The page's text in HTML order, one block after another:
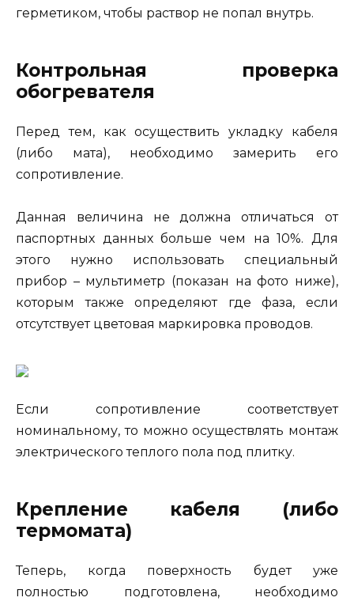
герметиком, чтобы раствор не попал внутрь.
Контрольная проверка
обогревателя
Перед тем, как осуществить укладку кабеля
(либо мата), необходимо замерить его
сопротивление.
Данная величина не должна отличаться от
паспортных данных больше чем на 10%. Для
этого нужно использовать специальный
прибор – мультиметр (показан на фото ниже),
которым также определяют где фаза, если
отсутствует цветовая маркировка проводов.
Если сопротивление соответствует
номинальному, то можно осуществлять монтаж
электрического теплого пола под плитку.
Крепление кабеля (либо
термомата)
Теперь, когда поверхность будет уже
полностью подготовлена, необходимо